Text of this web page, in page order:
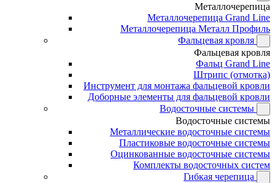
Металлочерепица
Металлочерепица Grand Line
Металлочерепица Металл Профиль
Фальцевая кровля
Фальцевая кровля
Фальц Grand Line
Штрипс (отмотка)
Инструмент для монтажа фальцевой кровли
Доборные элементы для фальцевой кровли
Водосточные системы
Водосточные системы
Металлические водосточные системы
Пластиковые водосточные системы
Оцинкованные водосточные системы
Комплекты водосточных систем
Гибкая черепица